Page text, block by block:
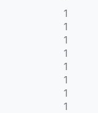
1
1
1
1
1
1
1
1